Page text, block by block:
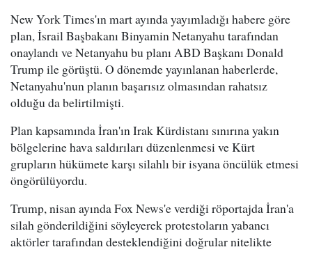
New York Times'ın mart ayında yayımladığı habere göre
plan, İsrail Başbakanı Binyamin Netanyahu tarafından
onaylandı ve Netanyahu bu planı ABD Başkanı Donald
Trump ile görüştü. O dönemde yayınlanan haberlerde,
Netanyahu'nun planın başarısız olmasından rahatsız
olduğu da belirtilmişti.
Plan kapsamında İran'ın Irak Kürdistanı sınırına yakın
bölgelerine hava saldırıları düzenlenmesi ve Kürt
grupların hükümete karşı silahlı bir isyana öncülük etmesi
öngörülüyordu.
Trump, nisan ayında Fox News'e verdiği röportajda İran'a
silah gönderildiğini söyleyerek protestoların yabancı
aktörler tarafından desteklendiğini doğrular nitelikte